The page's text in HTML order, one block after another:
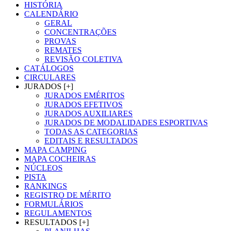
HISTÓRIA
CALENDÁRIO
GERAL
CONCENTRAÇÕES
PROVAS
REMATES
REVISÃO COLETIVA
CATÁLOGOS
CIRCULARES
JURADOS [+]
JURADOS EMÉRITOS
JURADOS EFETIVOS
JURADOS AUXILIARES
JURADOS DE MODALIDADES ESPORTIVAS
TODAS AS CATEGORIAS
EDITAIS E RESULTADOS
MAPA CAMPING
MAPA COCHEIRAS
NÚCLEOS
PISTA
RANKINGS
REGISTRO DE MÉRITO
FORMULÁRIOS
REGULAMENTOS
RESULTADOS [+]